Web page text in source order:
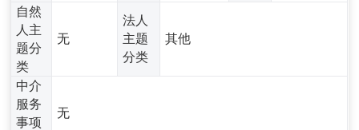
自然
人主
题分
类
无
法人
主题
分类
其他
中介
服务
事项
无